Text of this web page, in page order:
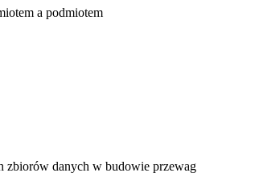
a podmiotem
zbiorów danych w budowie przewag